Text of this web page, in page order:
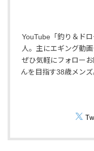
YouTube「釣り＆ド
人。主にエギング動
ぜひ気軽にフォロー
んを目指す38歳メン